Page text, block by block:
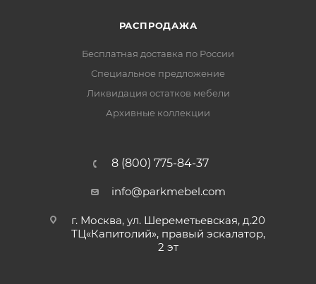
РАСПРОДАЖА
Бесплатная доставка по России
Специальное предложение
Ликвидация остатков мебели
Архивные коллекции
8 (800) 775-84-37
info@parkmebel.com
г. Москва, ул. Шереметьевская, д.20
ТЦ«Капитолий», правый эскалатор,
2 эт